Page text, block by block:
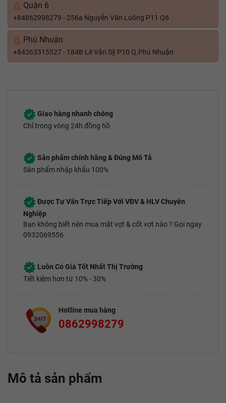
Quận 6
+84862998279 - 256a Nguyễn Văn Luông P11 Q6
Phú Nhuận
+84363315527 - 184B Lê Văn Sỹ P10 Q.Phú Nhuận
Giao hàng nhanh chóng
Chỉ trong vòng 24h đồng hồ
Sản phẩm chính hãng & Đúng Mô Tả
Sản phẩm nhập khẩu 100%
Được Tư Vấn Trực Tiếp Với VĐV & HLV Chuyên
Nghiệp
Bạn không biết nên mua mặt vợt & cốt vợt nào ? Gọi ngay
0932069556
Luôn Có Giá Tốt Nhất Thị Trường
Tiết kiệm hơn từ 10% - 30%
Hotline mua hàng
0862998279
Mô tả sản phẩm